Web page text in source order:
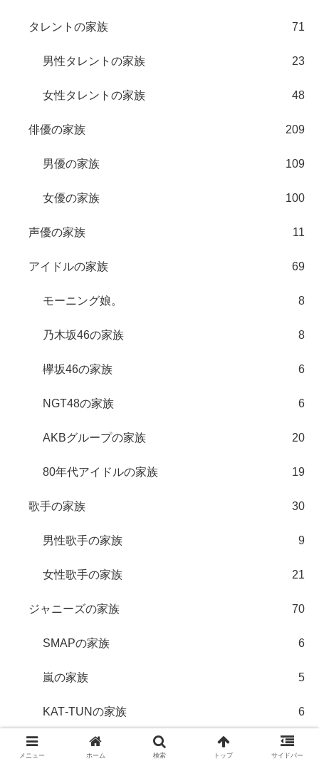
タレントの家族 71
男性タレントの家族 23
女性タレントの家族 48
俳優の家族 209
男優の家族 109
女優の家族 100
声優の家族 11
アイドルの家族 69
モーニング娘。 8
乃木坂46の家族 8
欅坂46の家族 6
NGT48の家族 6
AKBグループの家族 20
80年代アイドルの家族 19
歌手の家族 30
男性歌手の家族 9
女性歌手の家族 21
ジャニーズの家族 70
SMAPの家族 6
嵐の家族 5
KAT‐TUNの家族 6
TOKIOの家族
メニュー ホーム 検索 トップ サイドバー